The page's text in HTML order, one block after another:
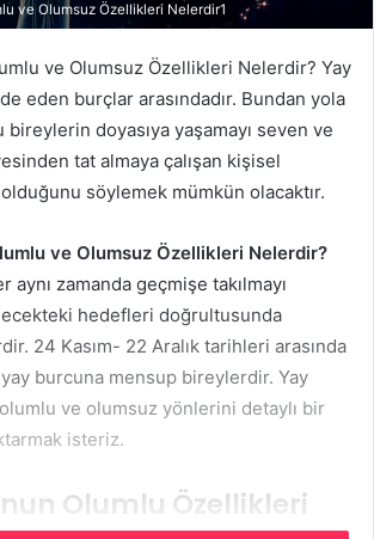
ve Olumsuz Özellikleri Nelerdir1
ve Olumsuz Özellikleri Nelerdir? Yay
eden burçlar arasındadır. Bundan yola
bireylerin doyasıya yaşamayı seven ve
tat almaya çalışan kişisel
söylemek mümkün olacaktır.
ve Olumsuz Özellikleri Nelerdir?
aynı zamanda geçmişe takılmayı
hedefleri doğrultusunda
24 Kasım- 22 Aralık tarihleri arasında
burcuna mensup bireylerdir. Yay
ve olumsuz yönlerini detaylı bir
isteriz.
Olumlu Özellikleri